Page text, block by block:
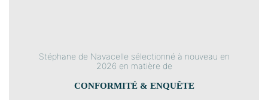
Stéphane de Navacelle sélectionné à nouveau en
2026 en matière de
CONFORMITÉ & ENQUÊTE